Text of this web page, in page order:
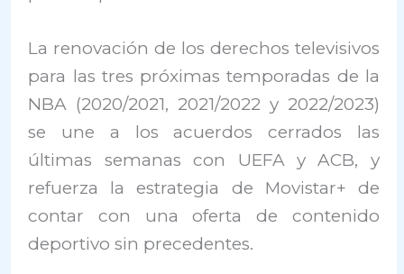
La renovación de los derechos televisivos
para las tres próximas temporadas de la
NBA (2020/2021, 2021/2022 y 2022/2023)
se une a los acuerdos cerrados las
últimas semanas con UEFA y ACB, y
refuerza la estrategia de Movistar+ de
contar con una oferta de contenido
deportivo sin precedentes.